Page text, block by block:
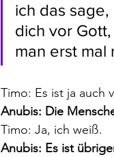
ich das
dich vor
man erst mal
Timo: Es ist ja auch
Anubis: Die
Timo: Ja, ich weiß.
Anubis: Es ist